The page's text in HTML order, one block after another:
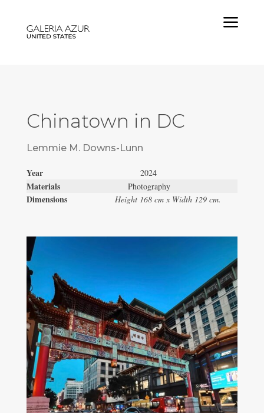
a
Chinatown in DC
Lemmie M. Downs-Lunn
Year 2024
Materials Photography
Dimensions Height 168 cm x Width 129 cm.